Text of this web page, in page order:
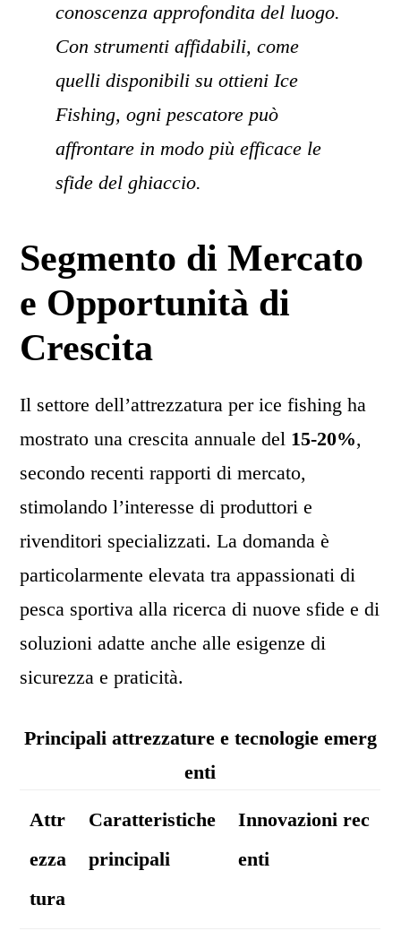
conoscenza approfondita del luogo.
Con strumenti affidabili, come
quelli disponibili su ottieni Ice
Fishing, ogni pescatore può
affrontare in modo più efficace le
sfide del ghiaccio.
Segmento di Mercato
e Opportunità di
Crescita
Il settore dell’attrezzatura per ice fishing ha
mostrato una crescita annuale del 15-20%,
secondo recenti rapporti di mercato,
stimolando l’interesse di produttori e
rivenditori specializzati. La domanda è
particolarmente elevata tra appassionati di
pesca sportiva alla ricerca di nuove sfide e di
soluzioni adatte anche alle esigenze di
sicurezza e praticità.
Principali attrezzature e tecnologie emerg
enti
Attr
ezza
tura
Caratteristiche
principali
Innovazioni rec
enti